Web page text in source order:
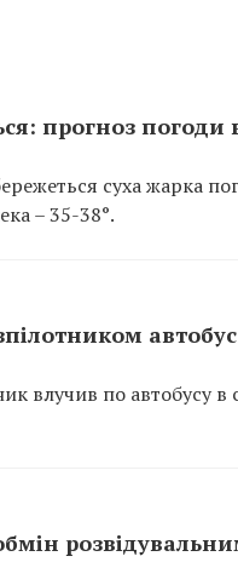
прогноз погоди
суха жарка
– 35-38°.
влучив по автобусу